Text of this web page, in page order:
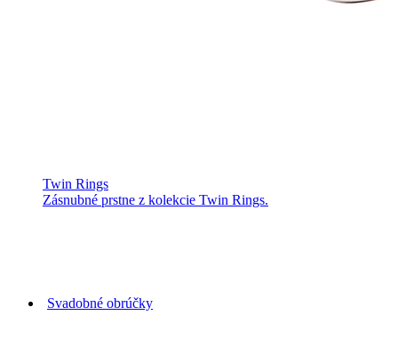
Twin Rings
Zásnubné prstne z kolekcie Twin Rings.
Svadobné obrúčky